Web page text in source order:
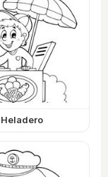
Heladero